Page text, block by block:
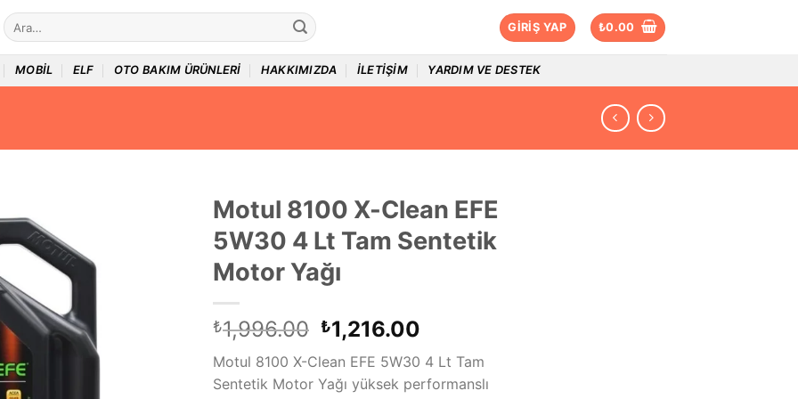
Ara:
GIRIŞ YAP ₺0.00
MOBIL ELF OTO BAKIM ÜRÜNLERI HAKKIMIZDA İLETIŞIM YARDIM VE DESTEK
Motul 8100 X-Clean EFE
5W30 4 Lt Tam Sentetik
Motor Yağı
₺1,996.00 Orijinal
fiyat:
₺1,996.00.
₺1,216.00
andaki
fiyat:
₺1,216.00.
Motul 8100 X-Clean EFE 5W30 4 Lt Tam
Sentetik Motor Yağı yüksek performanslı